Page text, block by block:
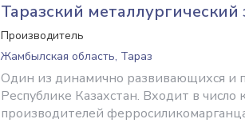
Таразский металлургический
Производитель
Жамбылская область, Тараз
Один из динамично развивающихся и
Республике Казахстан. Входит в число
производителей